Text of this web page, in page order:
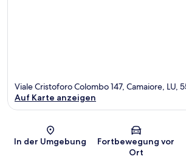
Karte
Viale Cristoforo Colombo 147, Camaiore, LU,
Auf Karte anzeigen
In der Umgebung
Fortbewegung vor
Ort